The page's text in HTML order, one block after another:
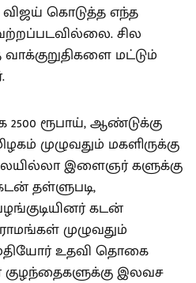
விஜய் கொடுத்த எந்த
சில
வாக்குறுதிகளை மட்டும்
ரூபாய், ஆண்டுக்கு
முழுவதும் மகளிருக்கு
இளைஞர் களுக்கு
தள்ளுபடி,
கடன்
முழுவதும்
உதவி தொகை
குழந்தைகளுக்கு இலவச